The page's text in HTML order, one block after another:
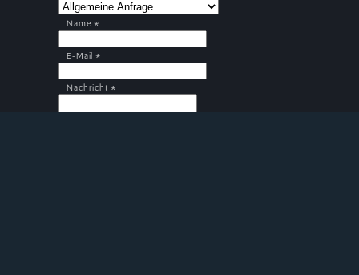
Name *
E-Mail *
Nachricht *